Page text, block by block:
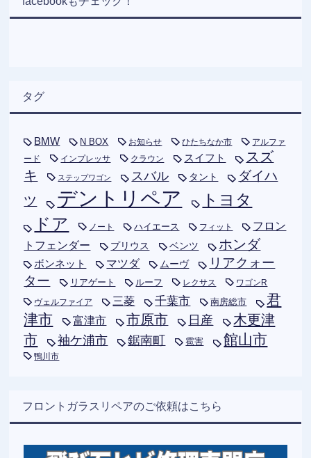
タグ
BMW N BOX お知らせ ひたちなか市
アルファ
ード
インプレッサ クラウン スイフト
スズ
キ
ステップワゴン スバル タント
ダイハ
ツ
デントリペア
トヨタ
ドア
ノート ハイエース フィット
フロン
トフェンダー
プリウス ベンツ ホンダ
ボンネット マツダ ムーヴ
リアクォー
ター
リアゲート ルーフ レクサス ワゴンR
ヴェルファイア 三菱 千葉市 南房総市
君
津市
富津市 市原市 日産
木更津
市
袖ケ浦市 鋸南町 雹害 館山市
鴨川市
フロントガラスリペアのご依頼はこちら